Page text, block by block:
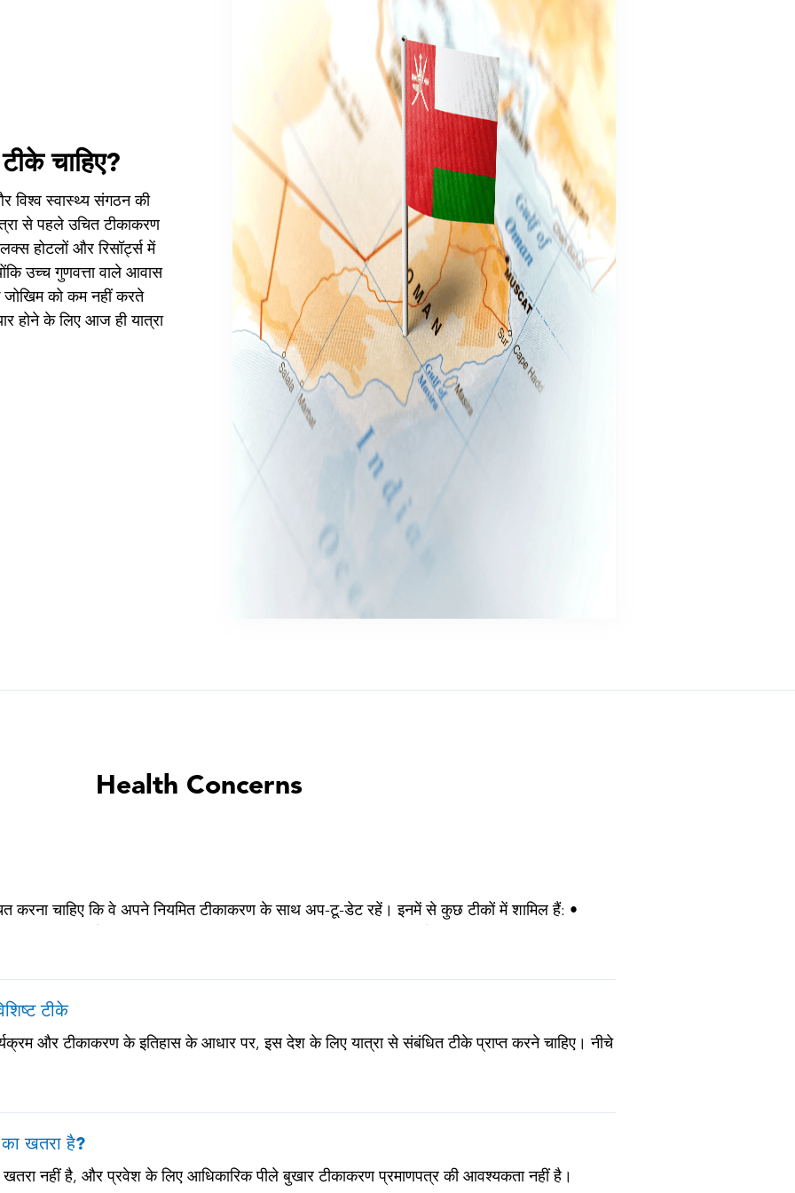
चाहिए?
विश्व स्वास्थ्य संगठन की
से पहले उचित टीकाकरण
होटलों और रिसॉर्ट्स में
उच्च गुणवत्ता वाले आवास
को कम नहीं करते
होने के लिए आज ही यात्रा
Health Concerns
करना चाहिए कि वे अपने नियमित टीकाकरण के साथ अप-टू-डेट रहें। इनमें से कुछ टीकों में शामिल हैं: •
डिप्थीरिया-पर्टुसिस • मीसल्स-मम्प्स-रूबेला (MMR) • न्यूमोकोकल (65 वर्ष और उससे अधिक आयु के
टीके
और टीकाकरण के इतिहास के आधार पर, इस देश के लिए यात्रा से संबंधित टीके प्राप्त करने चाहिए। नीचे
खतरा है?
नहीं है, और प्रवेश के लिए आधिकारिक पीले बुखार टीकाकरण प्रमाणपत्र की आवश्यकता नहीं है।